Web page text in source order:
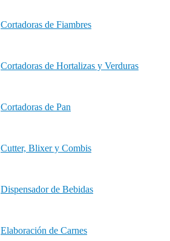
Cortadoras de Fiambres
Cortadoras de Hortalizas y Verduras
Cortadoras de Pan
Cutter, Blixer y Combis
Dispensador de Bebidas
Elaboración de Carnes